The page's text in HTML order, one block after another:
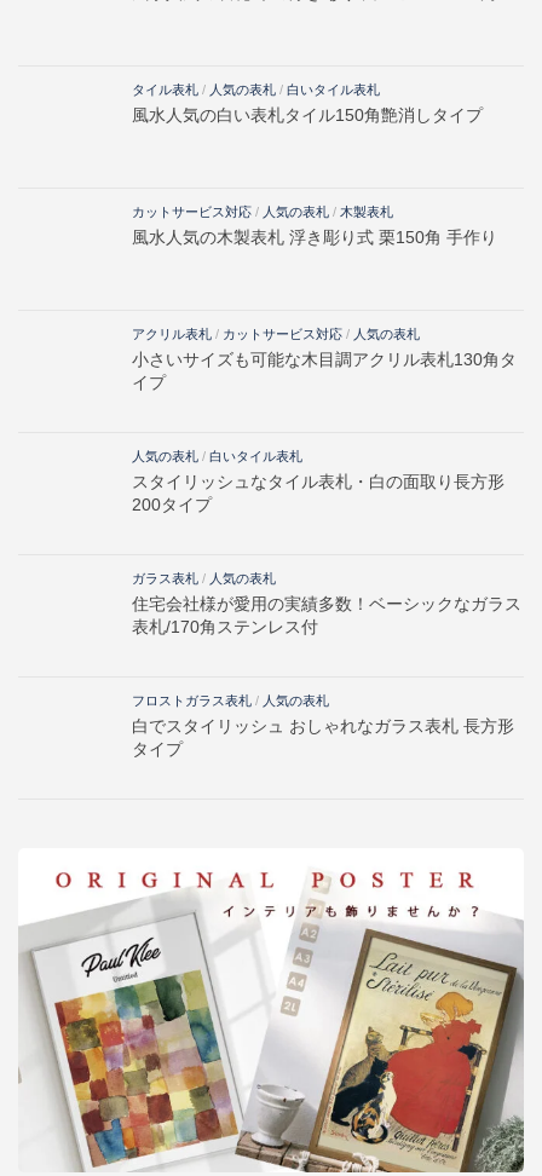
タイル表札 / 人気の表札 / 白いタイル表札
風水人気の白い表札タイル150角艶消しタイプ
カットサービス対応 / 人気の表札 / 木製表札
風水人気の木製表札 浮き彫り式 栗150角 手作り
アクリル表札 / カットサービス対応 / 人気の表札
小さいサイズも可能な木目調アクリル表札130角タ
イプ
人気の表札 / 白いタイル表札
スタイリッシュなタイル表札・白の面取り長方形
200タイプ
ガラス表札 / 人気の表札
住宅会社様が愛用の実績多数！ベーシックなガラス
表札/170角ステンレス付
フロストガラス表札 / 人気の表札
白でスタイリッシュ おしゃれなガラス表札 長方形
タイプ